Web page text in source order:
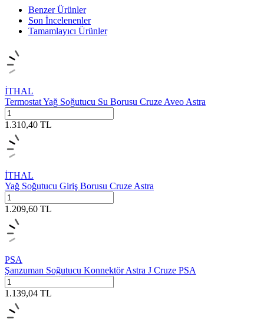
Benzer Ürünler
Son İncelenenler
Tamamlayıcı Ürünler
İTHAL
Termostat Yağ Soğutucu Su Borusu Cruze Aveo Astra
1.310,40 TL
İTHAL
Yağ Soğutucu Giriş Borusu Cruze Astra
1.209,60 TL
PSA
Şanzuman Soğutucu Konnektör Astra J Cruze PSA
1.139,04 TL